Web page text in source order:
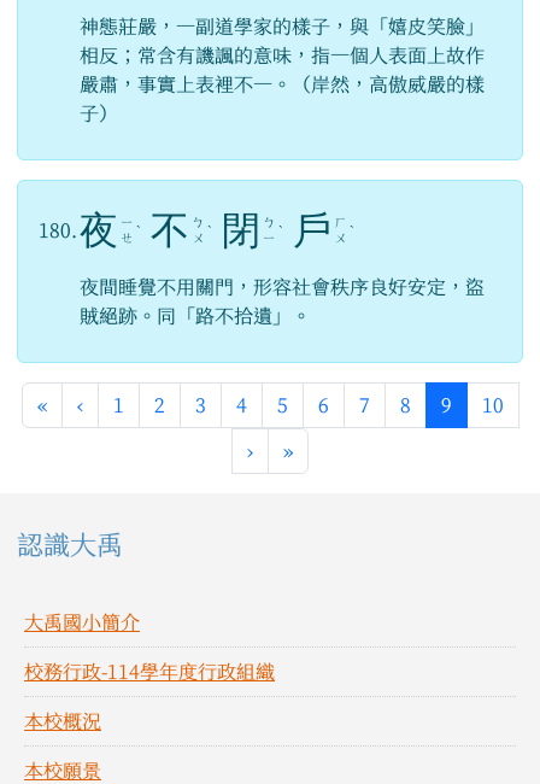
神態莊嚴，一副道學家的樣子，與「嬉皮笑臉」
相反；常含有譏諷的意味，指一個人表面上故作
嚴肅，事實上表裡不一。（岸然，高傲威嚴的樣
子）
180. 夜 ㄧ
ㄝ ˋ 不 ㄅ
ㄨ ˋ 閉
ㄅ
ㄧ ˋ 戶 ㄏ
ㄨ ˋ
夜間睡覺不用關門，形容社會秩序良好安定，盜
賊絕跡。同「路不拾遺」。
«第一頁
‹上一頁
1 2 3 4 5 6 7 8 9(目前頁次
10
›下一頁
»最後頁
左邊區域內容
認識大禹
大禹國小簡介
校務行政-114學年度行政組織
本校概況
本校願景